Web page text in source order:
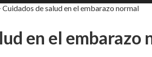
Cuidados de salud en el embarazo normal
en el embarazo